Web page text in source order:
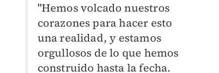
"Hemos volcado nuestros
corazones para hacer esto
una realidad, y estamos
orgullosos de lo que hemos
construido hasta la fecha.